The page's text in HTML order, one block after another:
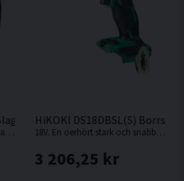
18V
18V. Tystgående slagskruvdragare med oljedämpning, perfekt i bullerkänsliga miljöer.
HiKOKI DS18DBSL(S)
18V. En oerhört stark och snabb kompakt borrskruvdragare från Hikoki.
3 206,25 kr